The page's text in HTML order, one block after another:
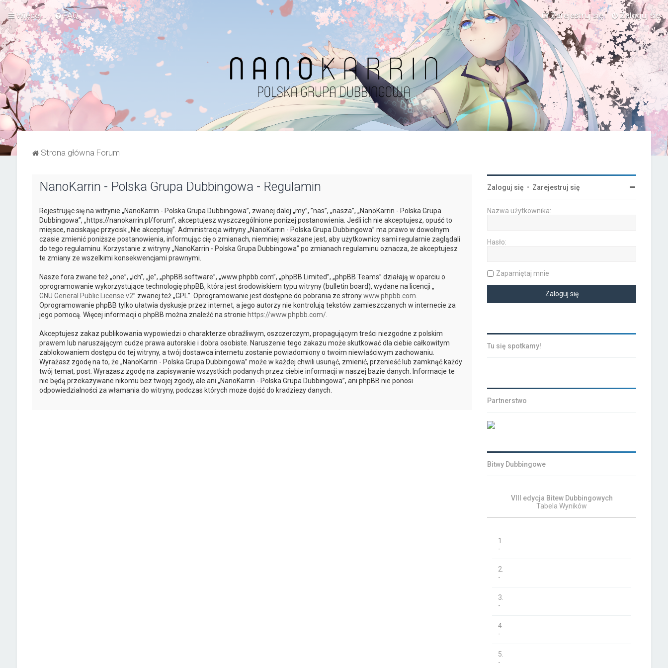
Więcej… FAQ Zaloguj się
Zarejestruj się
Strona główna Forum
NanoKarrin - Polska Grupa Dubbingowa - Regulamin
Rejestrując się na witrynie „NanoKarrin - Polska Grupa Dubbingowa”, zwanej dalej „my”, ”nas”, „nasza”, „NanoKarrin - Polska Grupa
Dubbingowa”, „https://nanokarrin.pl/forum”, akceptujesz wyszczególnione poniżej postanowienia. Jeśli ich nie akceptujesz, opuść to
miejsce, naciskając przycisk „Nie akceptuję”. Administracja witryny „NanoKarrin - Polska Grupa Dubbingowa” ma prawo w dowolnym
czasie zmienić poniższe postanowienia, informując cię o zmianach, niemniej wskazane jest, aby użytkownicy sami regularnie zaglądali
do tego regulaminu. Korzystanie z witryny „NanoKarrin - Polska Grupa Dubbingowa” po zmianach regulaminu oznacza, że akceptujesz
te zmiany ze wszelkimi konsekwencjami prawnymi.
Nasze fora zwane też „one”, „ich”, „je”, „phpBB software”, „www.phpbb.com”, „phpBB Limited”, „phpBB Teams” działają w oparciu o
oprogramowanie wykorzystujące technologię phpBB, która jest środowiskiem typu witryny (bulletin board), wydane na licencji „
GNU General Public License v2” zwanej też „GPL”. Oprogramowanie jest dostępne do pobrania ze stronywww.phpbb.com
Oprogramowanie phpBB tylko ułatwia dyskusje przez internet, a jego autorzy nie kontrolują tekstów zamieszczanych w internecie za
jego pomocą. Więcej informacji o phpBB można znaleźć na stronie https://www.phpbb.com/.
Akceptujesz zakaz publikowania wypowiedzi o charakterze obraźliwym, oszczerczym, propagującym treści niezgodne z polskim
prawem lub naruszającym cudze prawa autorskie i dobra osobiste. Naruszenie tego zakazu może skutkować dla ciebie całkowitym
zablokowaniem dostępu do tej witryny, a twój dostawca internetu zostanie powiadomiony o twoim niewłaściwym zachowaniu.
Wyrażasz zgodę na to, że „NanoKarrin - Polska Grupa Dubbingowa” może w każdej chwili usunąć, zmienić, przenieść lub zamknąć każdy
twój temat, post. Wyrażasz zgodę na zapisywanie wszystkich podanych przez ciebie informacji w naszej bazie danych. Informacje te
nie będą przekazywane nikomu bez twojej zgody, ale ani „NanoKarrin - Polska Grupa Dubbingowa”, ani phpBB nie ponosi
odpowiedzialności za włamania do witryny, podczas których może dojść do kradzieży danych.
Zaloguj się • Zarejestruj się
Nazwa użytkownika:
Hasło:
Zapamiętaj mnie
Tu się spotkamy!
Partnerstwo
Bitwy Dubbingowe
VIII edycja Bitew Dubbingowych
Tabela Wyników
1.
-
2.
-
3.
-
4.
-
5.
-